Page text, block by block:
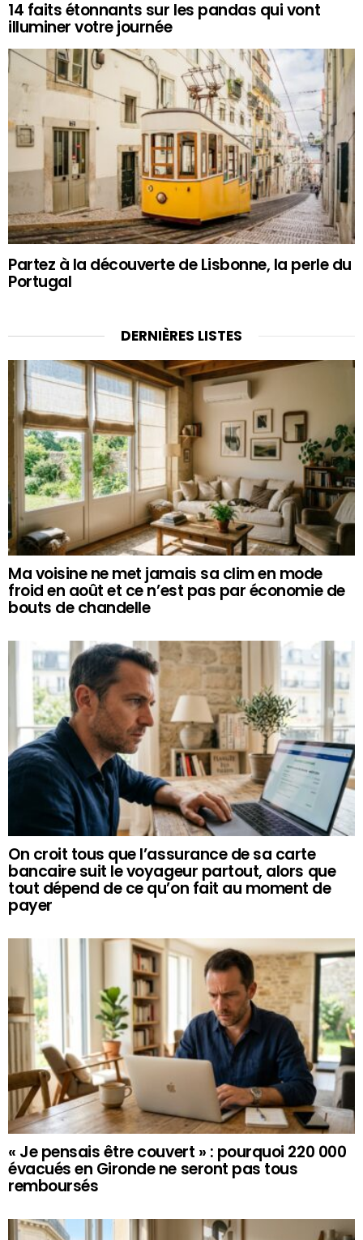
14 faits étonnants sur les pandas qui vont
illuminer votre journée
Partez à la découverte de Lisbonne, la perle du
Portugal
DERNIÈRES LISTES
Ma voisine ne met jamais sa clim en mode
froid en août et ce n’est pas par économie de
bouts de chandelle
On croit tous que l’assurance de sa carte
bancaire suit le voyageur partout, alors que
tout dépend de ce qu’on fait au moment de
payer
« Je pensais être couvert » : pourquoi 220 000
évacués en Gironde ne seront pas tous
remboursés